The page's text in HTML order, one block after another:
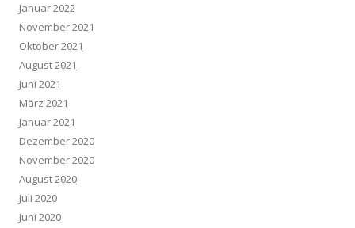
Januar 2022
November 2021
Oktober 2021
August 2021
Juni 2021
März 2021
Januar 2021
Dezember 2020
November 2020
August 2020
Juli 2020
Juni 2020